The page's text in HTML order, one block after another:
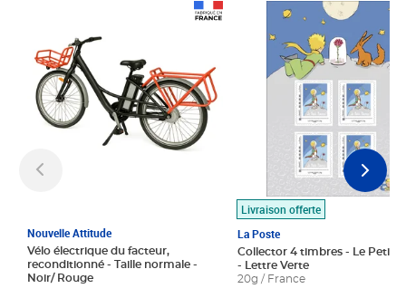
Nouvelle Attitude
Vélo électrique du facteur,
reconditionné - Taille normale -
Noir/ Rouge
Livraison offerte
La Poste
Collector 4 timbres - Le Petit
- Lettre Verte
20g / France
Prix 7,50€